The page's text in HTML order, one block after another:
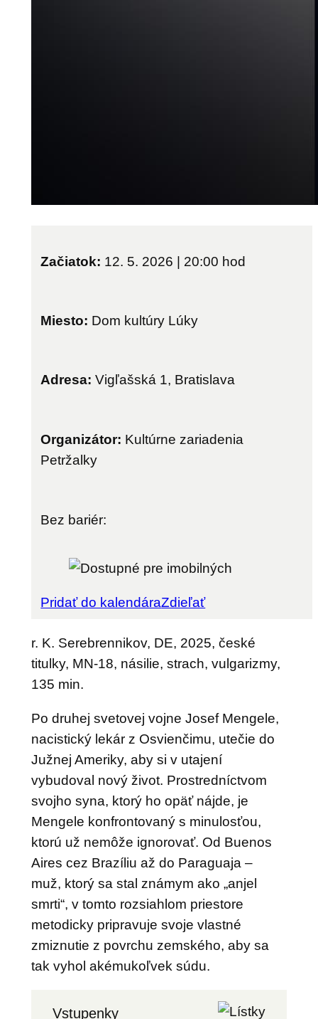
Začiatok: 12. 5. 2026 | 20:00 hod
Miesto: Dom kultúry Lúky
Adresa: Vigľašská 1, Bratislava
Organizátor: Kultúrne zariadenia
Petržalky
Bez bariér:
Pridať do kalendáraZdieľať
r. K. Serebrennikov, DE, 2025, české
titulky, MN-18, násilie, strach, vulgarizmy,
135 min.
Po druhej svetovej vojne Josef Mengele,
nacistický lekár z Osvienčimu, utečie do
Južnej Ameriky, aby si v utajení
vybudoval nový život. Prostredníctvom
svojho syna, ktorý ho opäť nájde, je
Mengele konfrontovaný s minulosťou,
ktorú už nemôže ignorovať. Od Buenos
Aires cez Brazíliu až do Paraguaja –
muž, ktorý sa stal známym ako „anjel
smrti“, v tomto rozsiahlom priestore
metodicky pripravuje svoje vlastné
zmiznutie z povrchu zemského, aby sa
tak vyhol akémukoľvek súdu.
Vstupenky